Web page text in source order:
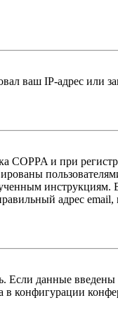
ваш IP-адрес или
COPPA и при
инструкциям.
адрес email,
Если данные введены
конфигурации